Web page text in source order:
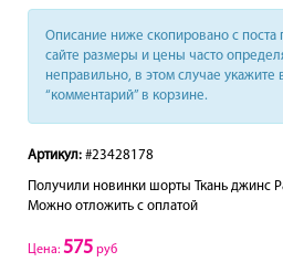
Описание ниже скопировано с поста
сайте размеры и цены часто
неправильно, в этом случае
“комментарий” в корзине.
Артикул: #23428178
Получили новинки шорты Ткань джинс
Можно отложить с оплатой
Цена: 575 руб